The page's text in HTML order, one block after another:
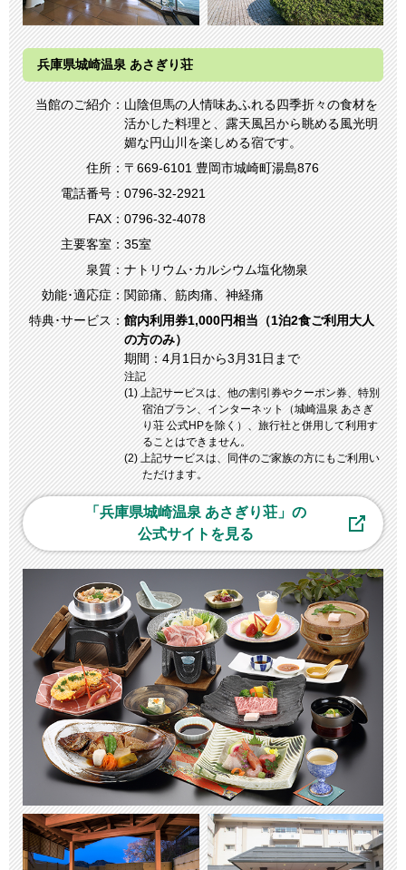
兵庫県城崎温泉 あさぎり荘
当館のご紹介：山陰但馬の人情味あふれる四季折々の食材を
活かした料理と、露天風呂から眺める風光明
媚な円山川を楽しめる宿です。
住所：〒669-6101 豊岡市城崎町湯島876
電話番号：0796-32-2921
FAX：0796-32-4078
主要客室：35室
泉質：ナトリウム･カルシウム塩化物泉
効能･適応症：関節痛、筋肉痛、神経痛
特典･サービス：館内利用券1,000円相当（1泊2食ご利用大人
の方のみ）
期間：4月1日から3月31日まで
注記
(1) 上記サービスは、他の割引券やクーポン券、特別
宿泊プラン、インターネット（城崎温泉 あさぎ
り荘 公式HPを除く）、旅行社と併用して利用す
ることはできません。
(2) 上記サービスは、同伴のご家族の方にもご利用い
ただけます。
「兵庫県城崎温泉 あさぎり荘」の
公式サイトを見る